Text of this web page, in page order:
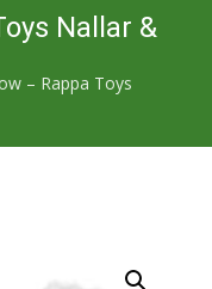
Nallar &
– Rappa Toys